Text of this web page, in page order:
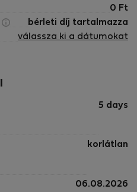
0 Ft
bérleti díj tartalmazza
válassza ki a dátumokat
5 days
korlátlan
06.08.2026